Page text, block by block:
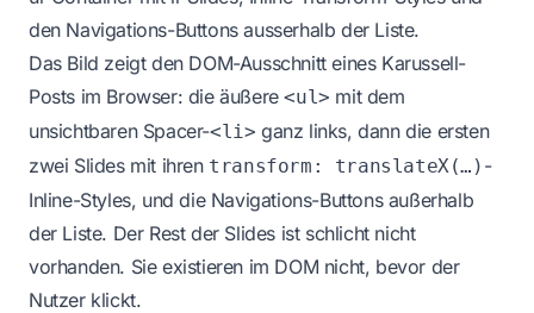
den Navigations-Buttons ausserhalb der Liste.
Das Bild zeigt den DOM-Ausschnitt eines Karussell-
Posts im Browser: die äußere<ul> mit dem
unsichtbaren Spacer-<li> ganz links, dann die ersten
zwei Slides mit ihren transform: translateX(…) -
Inline-Styles, und die Navigations-Buttons außerhalb
der Liste. Der Rest der Slides ist schlicht nicht
vorhanden. Sie existieren im DOM nicht, bevor der
Nutzer klickt.